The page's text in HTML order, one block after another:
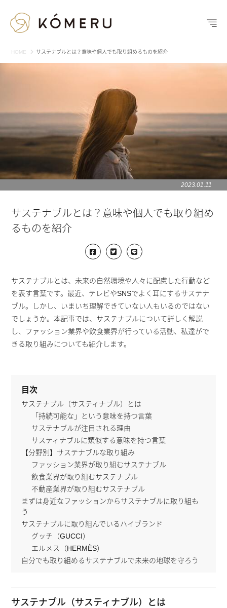
HOME サステナブルとは？意味や個人でも取り組めるものを紹介
2023.01.11
サステナブルとは？意味や個人でも取り組め
るものを紹介
サステナブルとは、未来の自然環境や人々に配慮した行動など
を表す言葉です。最近、テレビやSNSでよく耳にするサステナ
ブル。しかし、いまいち理解できていない人もいるのではない
でしょうか。本記事では、サステナブルについて詳しく解説
し、ファッション業界や飲食業界が行っている活動、私達がで
きる取り組みについても紹介します。
目次
サステナブル（サスティナブル）とは
「持続可能な」という意味を持つ言葉
サステナブルが注目される理由
サスティナブルに類似する意味を持つ言葉
【分野別】サステナブルな取り組み
ファッション業界が取り組むサステナブル
飲食業界が取り組むサステナブル
不動産業界が取り組むサステナブル
まずは身近なファッションからサステナブルに取り組も
う
サステナブルに取り組んでいるハイブランド
グッチ（GUCCI）
エルメス（HERMÈS）
自分でも取り組めるサステナブルで未来の地球を守ろう
サステナブル（サスティナブル）とは